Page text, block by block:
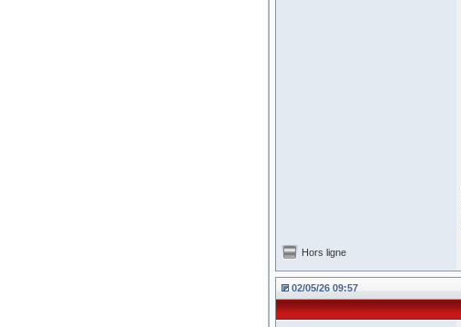
Hors ligne
02/05/26 09:57